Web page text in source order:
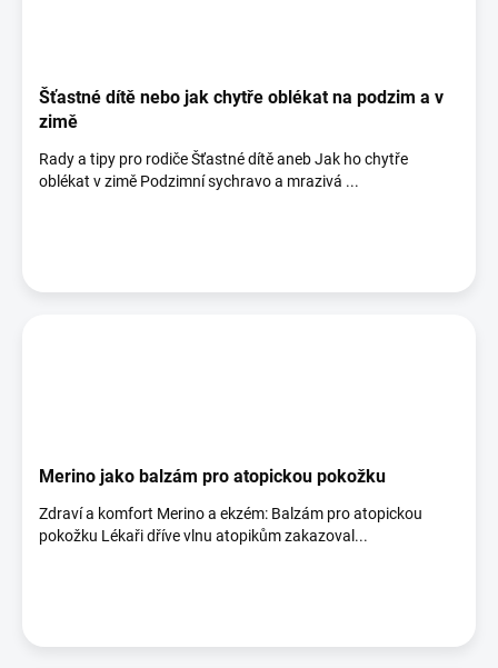
Šťastné dítě nebo jak chytře oblékat na podzim a v
zimě
Rady a tipy pro rodiče Šťastné dítě aneb Jak ho chytře
oblékat v zimě Podzimní sychravo a mrazivá ...
Merino jako balzám pro atopickou pokožku
Zdraví a komfort Merino a ekzém: Balzám pro atopickou
pokožku Lékaři dříve vlnu atopikům zakazoval...